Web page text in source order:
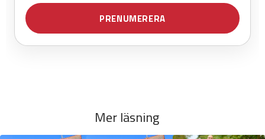
Mer läsning